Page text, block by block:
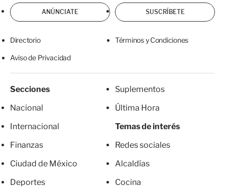
ANÚNCIATE SUSCRÍBETE
Directorio Términos y Condiciones
Aviso de Privacidad
Secciones
Nacional
Internacional
Finanzas
Ciudad de México
Deportes
Suplementos
Última Hora
Temas de interés
Redes sociales
Alcaldías
Cocina